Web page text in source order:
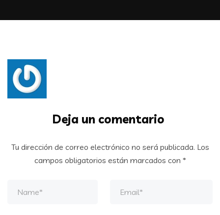
Deja un comentario
Tu dirección de correo electrónico no será publicada. Los
campos obligatorios están marcados con *